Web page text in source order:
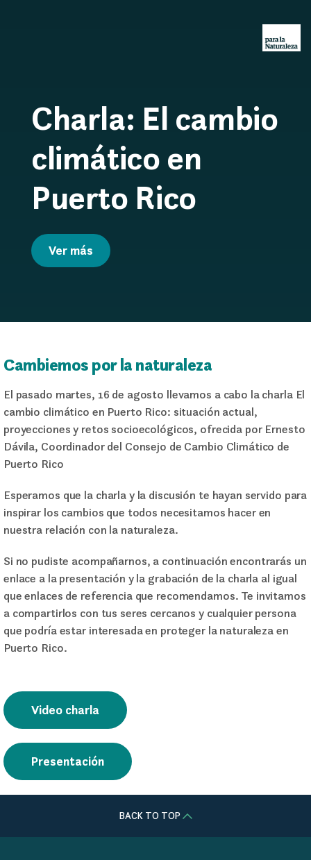
Charla: El cambio
climático en
Puerto Rico
Ver más
Cambiemos por la naturaleza
El pasado martes, 16 de agosto llevamos a cabo la charla El
cambio climático en Puerto Rico: situación actual,
proyecciones y retos socioecológicos, ofrecida por Ernesto
Dávila, Coordinador del Consejo de Cambio Climático de
Puerto Rico
Esperamos que la charla y la discusión te hayan servido para
inspirar los cambios que todos necesitamos hacer en
nuestra relación con la naturaleza.
Si no pudiste acompañarnos, a continuación encontrarás un
enlace a la presentación y la grabación de la charla al igual
que enlaces de referencia que recomendamos. Te invitamos
a compartirlos con tus seres cercanos y cualquier persona
que podría estar interesada en proteger la naturaleza en
Puerto Rico.
Video charla
Presentación
BACK TO TOP